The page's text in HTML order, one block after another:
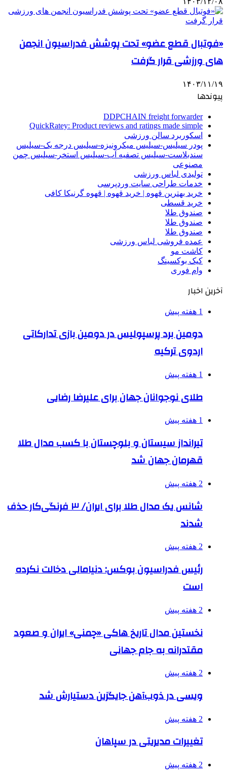
«فوتبال قطع عضو» تحت پوشش فدراسیون انجمن
های ورزشی قرار گرفت
۱۴۰۳/۱۱/۱۹
پیوندها
DDPCHAIN freight forwarder
QuickRatey: Product reviews and ratings made simple
اسکوربرد سالن ورزشی
پودر سیلیس-سیلیس میکرونیزه-سیلیس درجه یک-سیلیس
سندبلاست-سیلیس تصفیه آب-سیلیس استخر-سیلیس چمن
مصنوعی
تولیدی لباس ورزشی
خدمات طراحی سایت وردپرسی
خرید بهترین قهوه | خرید قهوه | قهوه گرنیکا کافی
خرید قسطی
صندوق طلا
صندوق طلا
صندوق طلا
عمده فروشی لباس ورزشی
کاشت مو
کیک بوکسینگ
وام فوری
آخرین اخبار
1 هفته پیش
دومین برد پرسپولیس در دومین بازی تدارکاتی
اردوی ترکیه
1 هفته پیش
طلای نوجوانان جهان برای علیرضا رضایی
1 هفته پیش
تیرانداز سیستان و بلوچستان با کسب مدال طلا
قهرمان جهان شد
2 هفته پیش
شانس یک مدال طلا برای ایران/ ۳ فرنگی‌کار حذف
شدند
2 هفته پیش
رئیس فدراسیون بوکس: دنیامالی دخالت نکرده
است
2 هفته پیش
نخستین مدال تاریخ هاکی «چمنی» ایران و صعود
مقتدرانه به جام جهانی
2 هفته پیش
ویسی در ذوب‌آهن جایگزین دستیارش شد
2 هفته پیش
تغییرات مدیریتی در سپاهان
2 هفته پیش